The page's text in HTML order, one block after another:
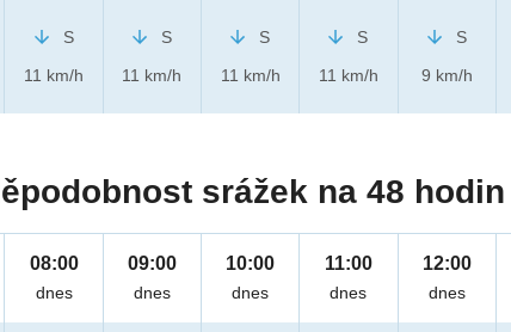
S
11 km/h
S
11 km/h
S
11 km/h
S
11 km/h
S
9 km/h
srážek na 48 hodin
08:00
dnes
09:00
dnes
10:00
dnes
11:00
dnes
12:00
dnes